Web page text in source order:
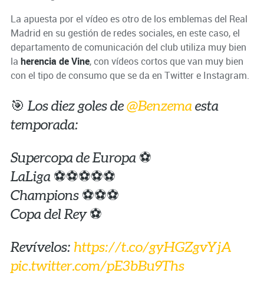
La apuesta por el vídeo es otro de los emblemas del Real
Madrid en su gestión de redes sociales, en este caso, el
departamento de comunicación del club utiliza muy bien
la herencia de Vine, con vídeos cortos que van muy bien
con el tipo de consumo que se da en Twitter e Instagram.
🎯 Los diez goles de@Benzema esta
temporada:
Supercopa de Europa ⚽
LaLiga ⚽⚽⚽⚽⚽
Champions ⚽⚽⚽
Copa del Rey ⚽
Revívelos: https://t.co/gyHGZgvYjA
pic.twitter.com/pE3bBu9Ths